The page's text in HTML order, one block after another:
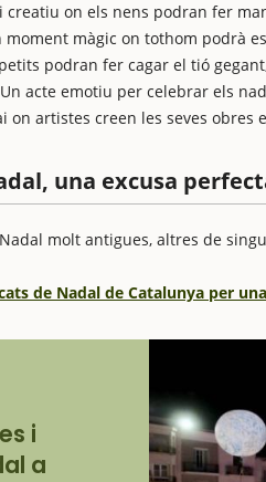
creatiu on els nens podran fer
moment màgic on tothom podrà
podran fer cagar el tió
Un acte emotiu per celebrar els
on artistes creen les seves obres
una excusa
molt antigues, altres de
de Nadal de Catalunya per
i
a